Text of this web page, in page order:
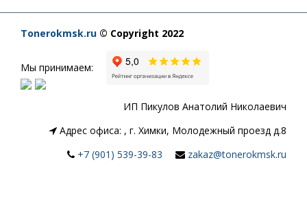
Tonerokmsk.ru © Copyright 2022
Мы принимаем:
ИП Пикулов Анатолий Николаевич
Адрес офиса: , г. Химки, Молодежный проезд д.8
+7 (901) 539-39-83
zakaz@tonerokmsk.ru